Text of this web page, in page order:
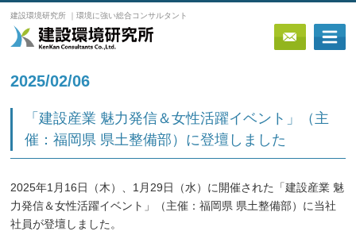
建設環境研究所 ｜環境に強い総合コンサルタント
2025/02/06
「建設産業 魅力発信＆女性活躍イベント」（主
催：福岡県 県土整備部）に登壇しました
2025年1月16日（木）、1月29日（水）に開催された「建設産業 魅
力発信＆女性活躍イベント」（主催：福岡県 県土整備部）に当社
社員が登壇しました。